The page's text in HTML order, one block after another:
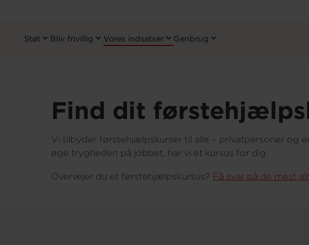
Primary
Støt Bliv frivillig Vores indsatser Genbrug
Find dit
Vi tilbyder førstehjælpskurser til alle – privatpersoner og
øge trygheden på jobbet, har vi et kursus for dig.
Overvejer du et førstehjælpskursus? Få svar på de mest